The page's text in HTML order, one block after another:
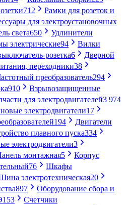
712
Рамки для розеток и
для электроустановочных
света650
Удлинители
электрические94
Вилки
розетка6
Дверной
переходники38
преобразователь294
910
Взрывозащищенные
для электродвигателей3 974
электродвигатели17
194
Двигатели
плавного пуска334
электродвигатели3
монтажная5
Корпус
76
Шкафы
электротехническая20
897
Оборудование сбора и
153
Счетчики